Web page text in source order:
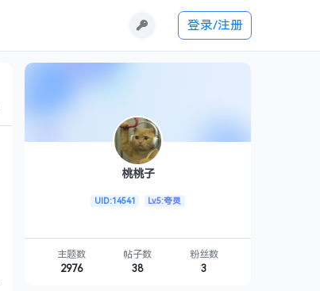
登录/注册
桃桃子
UID:14541 Lv.5:夸灵
主题数
2976
帖子数
38
粉丝数
3